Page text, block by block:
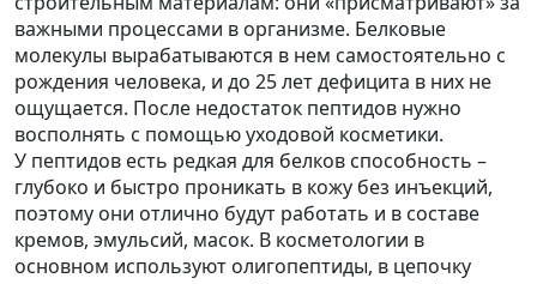
важными процессами в организме. Белковые
молекулы вырабатываются в нем самостоятельно с
рождения человека, и до 25 лет дефицита в них не
ощущается. После недостаток пептидов нужно
восполнять с помощью уходовой косметики.
У пептидов есть редкая для белков способность –
глубоко и быстро проникать в кожу без инъекций,
поэтому они отлично будут работать и в составе
кремов, эмульсий, масок. В косметологии в
основном используют олигопептиды, в цепочку